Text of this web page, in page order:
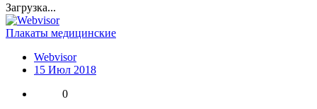
Загрузка...
Плакаты медицинские
Webvisor
15 Июл 2018
0